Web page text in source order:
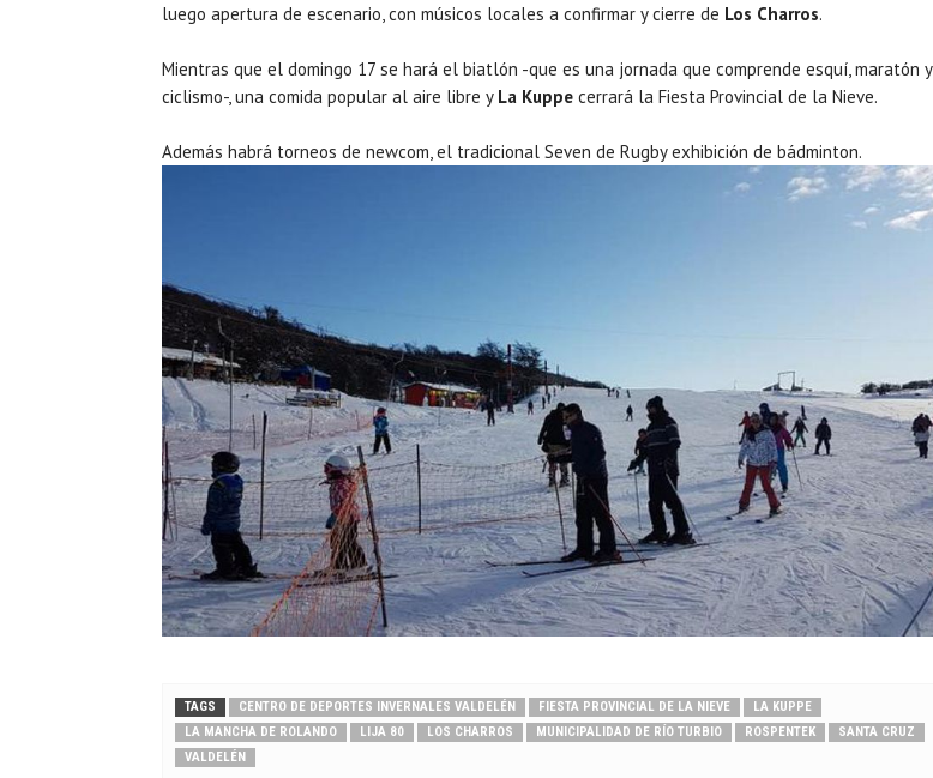
luego apertura de escenario, con músicos locales a confirmar y cierre de Los Charros.
Mientras que el domingo 17 se hará el biatlón -que es una jornada que comprende esquí, maratón y
ciclismo-, una comida popular al aire libre y La Kuppe cerrará la Fiesta Provincial de la Nieve.
Además habrá torneos de newcom, el tradicional Seven de Rugby exhibición de bádminton.
TAGS CENTRO DE DEPORTES INVERNALES VALDELÉN FIESTA PROVINCIAL DE LA NIEVE
LA KUPPE
LA MANCHA DE ROLANDO
LIJA 80 LOS CHARROS MUNICIPALIDAD DE RÍO TURBIO ROSPENTEK
SANTA CRUZ
VALDELÉN